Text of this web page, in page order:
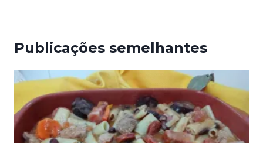
Publicações semelhantes